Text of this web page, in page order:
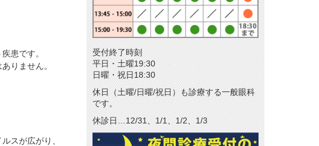
診療報酬に関する院内掲示
メールマガジン
リクルート
パンフレットのダウンロード
患です。
りません。
スが広がり、
受付終了時刻
平日・土曜19:30
日曜・祝日18:30
休日（土曜/日曜/祝日）も診療する一般眼科
です。
休診日…12/31、1/1、1/2、1/3